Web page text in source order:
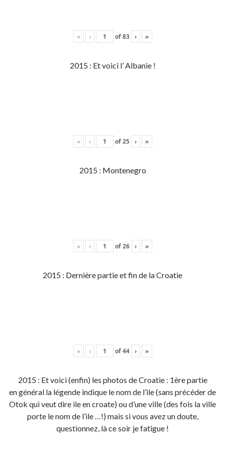
« ‹ of83 › »
2015 : Et voici l’ Albanie !
« ‹ of25 › »
2015 : Montenegro
« ‹ of26 › »
2015 : Dernière partie et fin de la Croatie
« ‹ of44 › »
2015 : Et voici (enfin) les photos de Croatie : 1ère partie
en général la légende indique le nom de l’ile (sans précéder de
Otok qui veut dire ile en croate) ou d’une ville (des fois la ville
porte le nom de l’ile …!) mais si vous avez un doute,
questionnez, là ce soir je fatigue !